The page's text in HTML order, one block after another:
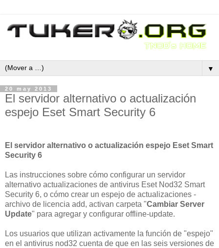
▼
20 may 2013
El servidor alternativo o actualización
espejo Eset Smart Security 6
El servidor alternativo o actualización espejo Eset Smart
Security 6
Las instrucciones sobre cómo configurar un servidor
alternativo actualizaciones de antivirus Eset Nod32 Smart
Security 6, o cómo crear un espejo de actualizaciones -
archivo de licencia add, activan carpeta "Cambiar Server
Update" para agregar y configurar offline-update.
Los usuarios que utilizan activamente la función de "espejo"
en el antivirus nod32 cuenta de que en las seis versiones de